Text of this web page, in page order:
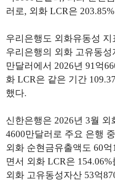
러로, 외화 LCR은
우리은행도 외화유동성
우리은행의 외화 고유동성
만달러에서 2026년 91억
화 LCR은 같은 기간
했다.
신한은행은 2026년 3월 외
4600만달러로 주요 은행
외화 순현금유출액도 60억
면서 외화 LCR은
외화 고유동성자산 53억